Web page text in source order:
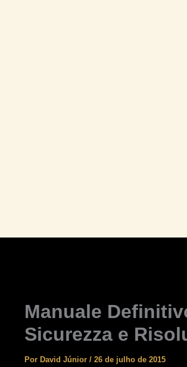
Manuale
Sicurezza e
Por David Júnior / 26 de julho de 2015